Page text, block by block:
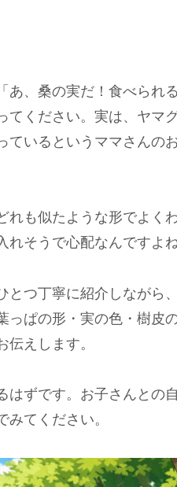
、桑の実だ！食べられ
てください。実は、ヤマ
いるというママさんの
れも似たような形でよく
そうで心配なんですよね
とつ丁寧に紹介しながら
ぱの形・実の色・樹皮
えします。
ずです。お子さんとの
てください。